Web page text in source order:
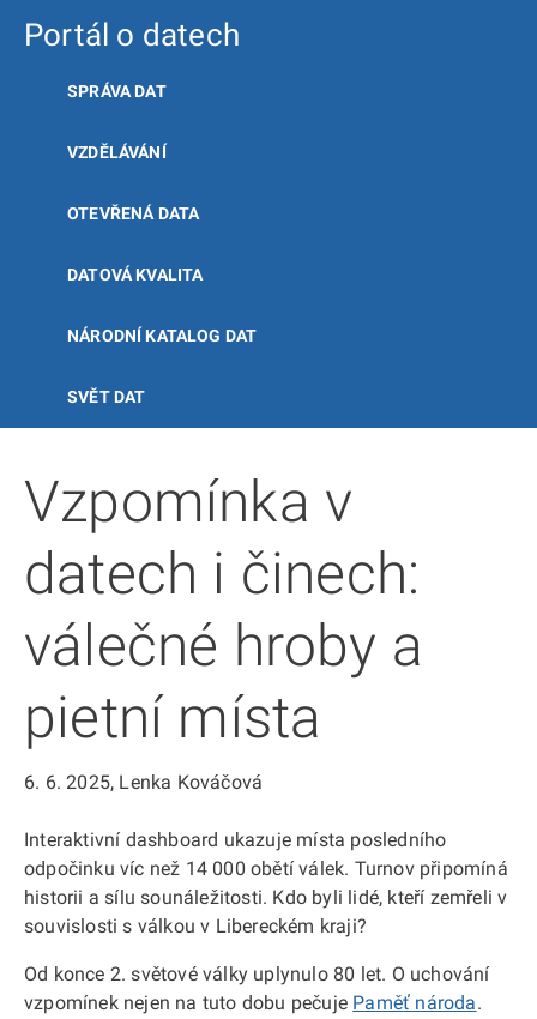
Portál o datech
SPRÁVA DAT
VZDĚLÁVÁNÍ
OTEVŘENÁ DATA
DATOVÁ KVALITA
NÁRODNÍ KATALOG DAT
SVĚT DAT
Vzpomínka v
datech i činech:
válečné hroby a
pietní místa
6. 6. 2025, Lenka Kováčová
Interaktivní dashboard ukazuje místa posledního
odpočinku víc než 14 000 obětí válek. Turnov připomíná
historii a sílu sounáležitosti. Kdo byli lidé, kteří zemřeli v
souvislosti s válkou v Libereckém kraji?
Od konce 2. světové války uplynulo 80 let. O uchování
vzpomínek nejen na tuto dobu pečuje Paměť národa.